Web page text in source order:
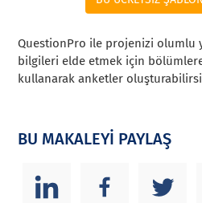
QuestionPro ile projenizi olumlu
bilgileri elde etmek için
kullanarak anketler
BU MAKALEYİ PAYLAŞ